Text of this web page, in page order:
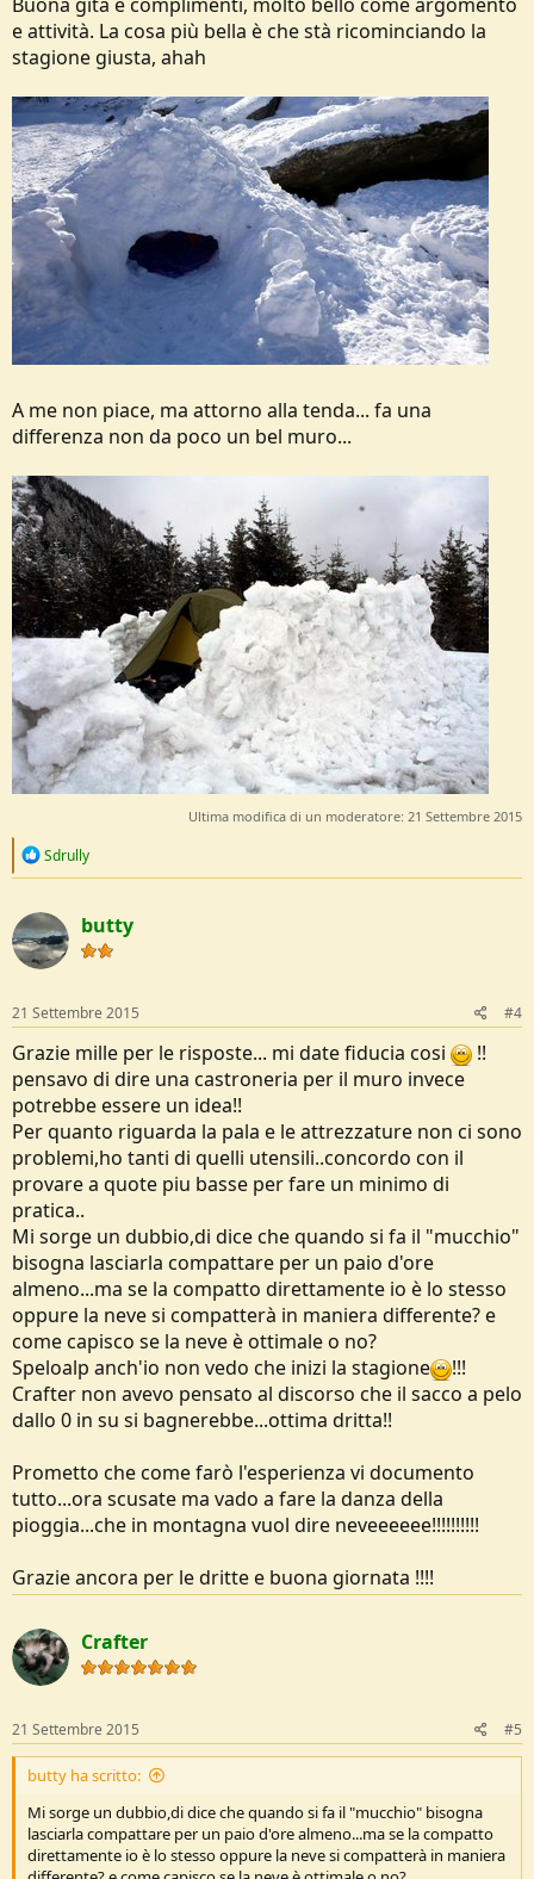
e attività. La cosa più bella è che stà ricominciando la
stagione giusta, ahah
A me non piace, ma attorno alla tenda... fa una
differenza non da poco un bel muro...
Ultima modifica di un moderatore: 21 Settembre 2015
R
c
t
i
o
s
:
Sdrully
butty
21 Settembre 2015 #4
Grazie mille per le risposte... mi date fiducia cosi
!!
pensavo di dire una castroneria per il muro invece
potrebbe essere un idea!!
Per quanto riguarda la pala e le attrezzature non ci sono
problemi,ho tanti di quelli utensili..concordo con il
provare a quote piu basse per fare un minimo di
pratica..
Mi sorge un dubbio,di dice che quando si fa il "mucchio"
bisogna lasciarla compattare per un paio d'ore
almeno...ma se la compatto direttamente io è lo stesso
oppure la neve si compatterà in maniera differente? e
come capisco se la neve è ottimale o no?
Speloalp anch'io non vedo che inizi la stagione
!!!
Crafter non avevo pensato al discorso che il sacco a pelo
dallo 0 in su si bagnerebbe...ottima dritta!!
Prometto che come farò l'esperienza vi documento
tutto...ora scusate ma vado a fare la danza della
pioggia...che in montagna vuol dire neveeeeee!!!!!!!!!!
Grazie ancora per le dritte e buona giornata !!!!
Crafter
21 Settembre 2015 #5
butty ha scritto:
Mi sorge un dubbio,di dice che quando si fa il "mucchio" bisogna
lasciarla compattare per un paio d'ore almeno...ma se la compatto
direttamente io è lo stesso oppure la neve si compatterà in maniera